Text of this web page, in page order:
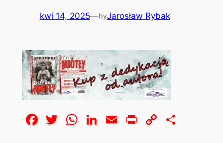
kwi 14, 2025—byJarosław Rybak
Facebook
Twitter
WhatsApp
LinkedIn
EmailPrintCopy